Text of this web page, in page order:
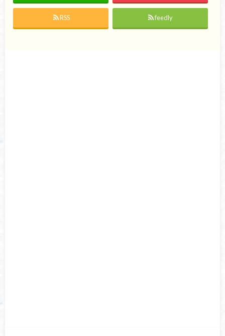
RSS feedly